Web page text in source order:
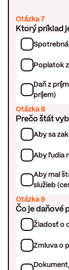
Otázka 7
Ktorý príklad
Poplatok
Daň z
príjem)
Otázka 8
Prečo štát
Aby sa
Aby ľudia
Aby mal
služieb
Otázka 9
Čo je daňové
Žiadosť o
Zmluva o